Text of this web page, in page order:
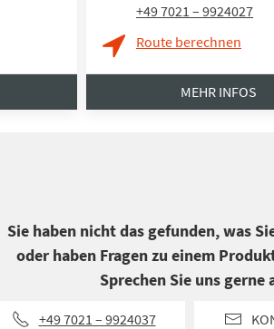
+49 7021 – 9924027
Route berechnen
MEHR INFOS
Sie haben nicht das gefunden, was
oder haben Fragen zu einem
Sprechen Sie uns gerne
+49 7021 – 9924037